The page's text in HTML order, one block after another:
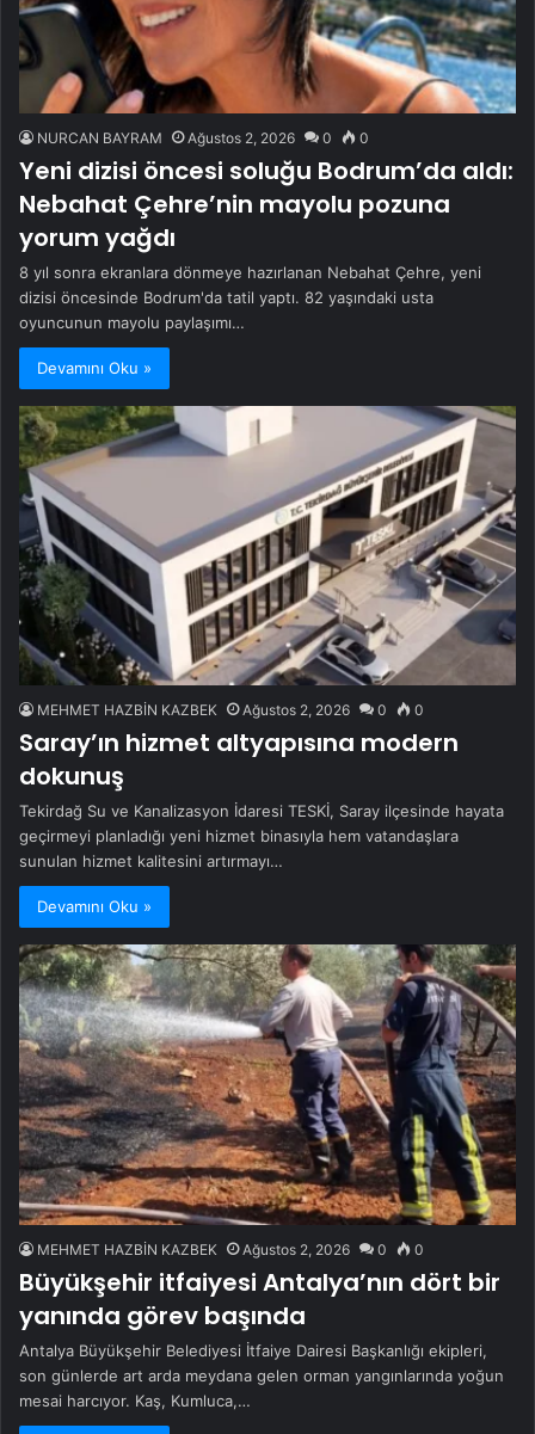
NURCAN BAYRAM Ağustos 2, 2026 0 0
Yeni dizisi öncesi soluğu Bodrum’da aldı:
Nebahat Çehre’nin mayolu pozuna
yorum yağdı
8 yıl sonra ekranlara dönmeye hazırlanan Nebahat Çehre, yeni
dizisi öncesinde Bodrum'da tatil yaptı. 82 yaşındaki usta
oyuncunun mayolu paylaşımı…
Devamını Oku »
MEHMET HAZBİN KAZBEK Ağustos 2, 2026 0 0
Saray’ın hizmet altyapısına modern
dokunuş
Tekirdağ Su ve Kanalizasyon İdaresi TESKİ, Saray ilçesinde hayata
geçirmeyi planladığı yeni hizmet binasıyla hem vatandaşlara
sunulan hizmet kalitesini artırmayı…
Devamını Oku »
MEHMET HAZBİN KAZBEK Ağustos 2, 2026 0 0
Büyükşehir itfaiyesi Antalya’nın dört bir
yanında görev başında
Antalya Büyükşehir Belediyesi İtfaiye Dairesi Başkanlığı ekipleri,
son günlerde art arda meydana gelen orman yangınlarında yoğun
mesai harcıyor. Kaş, Kumluca,…